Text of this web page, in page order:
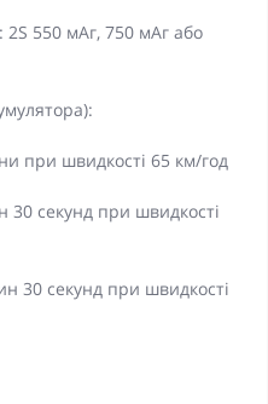
2S 550 мАг, 750 мАг або
при швидкості 65 км/год
секунд при швидкості
30 секунд при швидкості